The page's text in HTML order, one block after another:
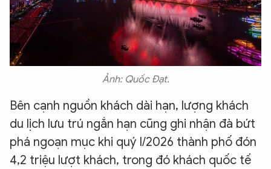
Ảnh: Quốc Đạt.
Bên cạnh nguồn khách dài hạn, lượng khách
du lịch lưu trú ngắn hạn cũng ghi nhận đà bứt
phá ngoạn mục khi quý I/2026 thành phố đón
4,2 triệu lượt khách, trong đó khách quốc tế